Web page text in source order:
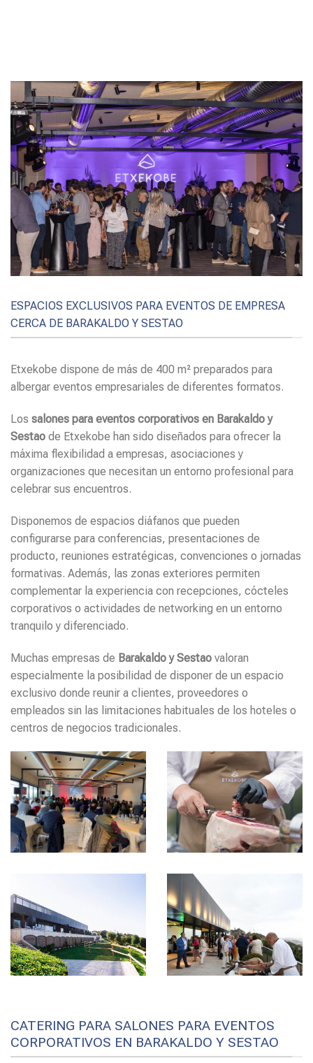
ESPACIOS EXCLUSIVOS PARA EVENTOS DE EMPRESA
CERCA DE BARAKALDO Y SESTAO
Etxekobe dispone de más de 400 m² preparados para
albergar eventos empresariales de diferentes formatos.
Los salones para eventos corporativos en Barakaldo y
Sestao de Etxekobe han sido diseñados para ofrecer la
máxima flexibilidad a empresas, asociaciones y
organizaciones que necesitan un entorno profesional para
celebrar sus encuentros.
Disponemos de espacios diáfanos que pueden
configurarse para conferencias, presentaciones de
producto, reuniones estratégicas, convenciones o jornadas
formativas. Además, las zonas exteriores permiten
complementar la experiencia con recepciones, cócteles
corporativos o actividades de networking en un entorno
tranquilo y diferenciado.
Muchas empresas de Barakaldo y Sestao valoran
especialmente la posibilidad de disponer de un espacio
exclusivo donde reunir a clientes, proveedores o
empleados sin las limitaciones habituales de los hoteles o
centros de negocios tradicionales.
CATERING PARA SALONES PARA EVENTOS
CORPORATIVOS EN BARAKALDO Y SESTAO